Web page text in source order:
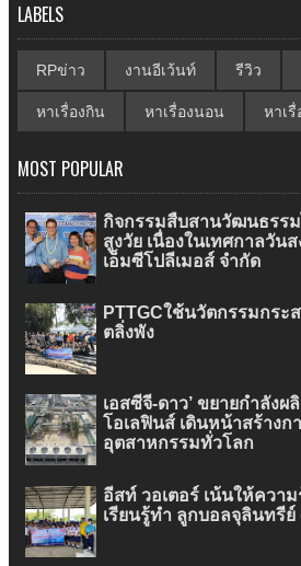
LABELS
RPข่าว งานอีเว้นท์ รีวิว
หาเรื่องกิน หาเรื่องนอน หาเรื่
MOST POPULAR
กิจกรรมสืบสานวัฒนธรรม
สูงวัย เนื่องในเทศกาลวัน
เอ็มซีโปลีเมอส์ จำกัด
PTTGCใช้นวัตกรรมกร
ตลิ่งพัง
เอสซีจี-ดาว’ ขยายกำลัง
โอเลฟินส์ เดินหน้าสร้างก
อุตสาหกรรมทั่วโลก
อีสท์ วอเตอร์ เน้นให้ควา
เรียนรู้ทำ ลูกบอลจุลินทรีย์